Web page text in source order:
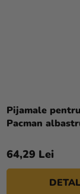
Pijamale
Pacman
64,29 Lei